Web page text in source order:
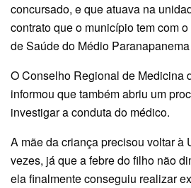
concursado, e que atuava na
contrato que o município tem com
de Saúde do Médio
O Conselho Regional de Medicina
informou que também abriu um
investigar a conduta do médico.
A mãe da criança precisou voltar à
vezes, já que a febre do filho não
ela finalmente conseguiu realizar